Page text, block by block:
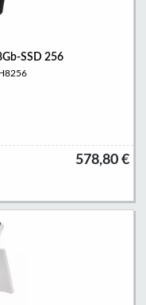
SSD 256
578,80 €